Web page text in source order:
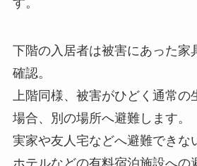
す。
下階の入居者は被害にあった家
確認。
上階同様、被害がひどく通常の
場合、別の場所へ避難します。
実家や友人宅などへ避難できな
ホテルなどの有料宿泊施設への